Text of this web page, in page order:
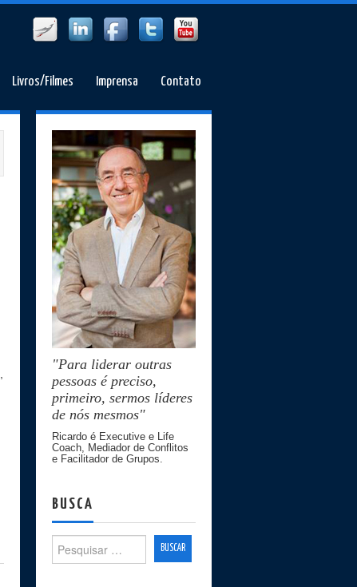
Livros/Filmes Imprensa Contato
"Para liderar outras
pessoas é preciso,
primeiro, sermos líderes
de nós mesmos"
Ricardo é Executive e Life
Coach, Mediador de Conflitos
e Facilitador de Grupos.
BUSCA
Search for: